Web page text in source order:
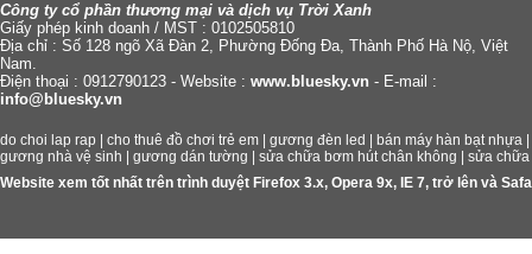
Công ty cổ phần thương mại và dịch vụ Trời Xanh
Giấy phép kinh doanh / MST : 0102505810
Địa chỉ : Số 128 ngõ Xã Đàn 2, Phường Đống Đa, Thành Phố Hà Nộ, Việt
Nam.
Điện thoại : 0912790123 - Website : www.bluesky.vn - E-mail :
info@bluesky.vn
do choi lap rap cho thuê đồ chơi trẻ em gương đèn led bán máy hàn bạt nhựa
gương nhà vệ sinh
gương dán tường sửa chữa bơm hút chân không
sửa chữa
Website xem tốt nhất trên trình duyệt Firefox 3.x, Opera 9x, IE 7, trở lên và